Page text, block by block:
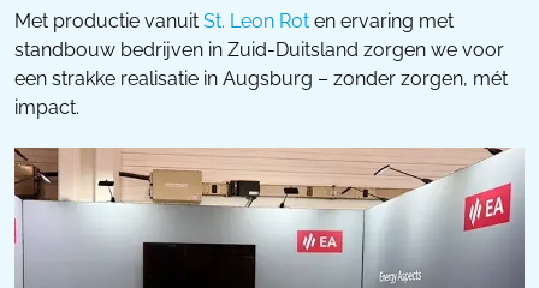
Met productie vanuit St. Leon Rot en ervaring met
standbouw bedrijven in Zuid-Duitsland zorgen we voor
een strakke realisatie in Augsburg – zonder zorgen, mét
impact.